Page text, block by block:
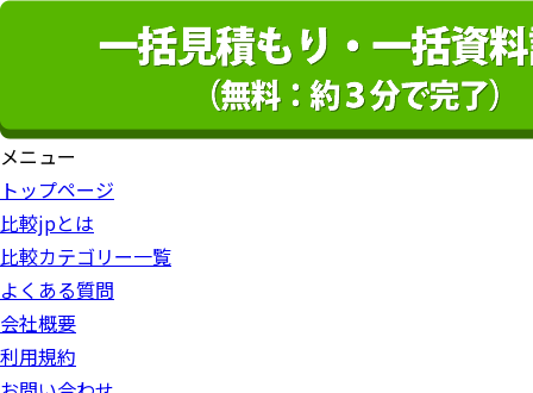
メニュー
トップページ
比較jpとは
比較カテゴリー一覧
よくある質問
会社概要
利用規約